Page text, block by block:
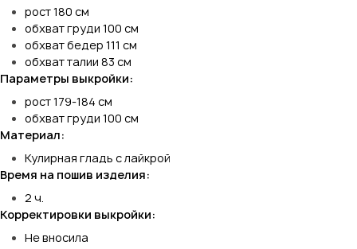
рост 180 см
обхват груди 100 см
обхват бедер 111 см
обхват талии 83 см
Параметры выкройки:
рост 179-184 см
обхват груди 100 см
Материал:
Кулирная гладь с лайкрой
Время на пошив изделия:
2 ч.
Корректировки выкройки:
Не вносила